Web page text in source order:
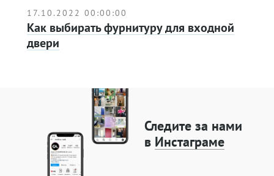
17.10.2022 00:00:00
Как выбирать фурнитуру для входной
двери
Следите за нами
в Инстаграме